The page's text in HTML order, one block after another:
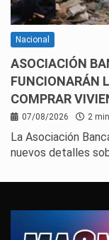
Nacional
ASOCIACIÓN
FUNCIONARÁN
COMPRAR
07/08/2026 2
La Asociación
nuevos detalles